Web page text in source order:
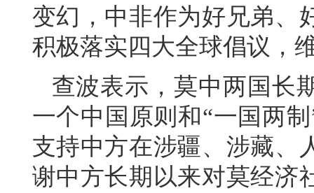
变幻，中非作为好兄弟、
积极落实四大全球倡议，
查波表示，莫中两国长
一个中国原则和“一国两
支持中方在涉疆、涉藏、
谢中方长期以来对莫经济